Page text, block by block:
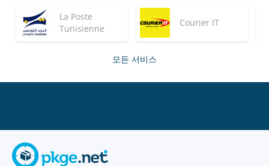
La Poste
Tunisienne
Courier IT
모든 서비스